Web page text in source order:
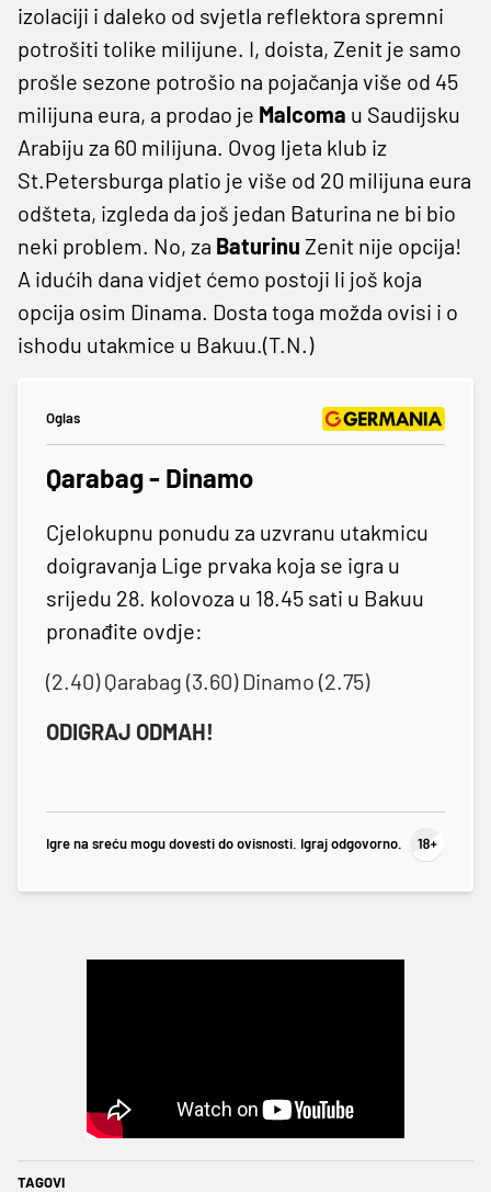
izolaciji i daleko od svjetla reflektora spremni
potrošiti tolike milijune. I, doista, Zenit je samo
prošle sezone potrošio na pojačanja više od 45
milijuna eura, a prodao je Malcoma u Saudijsku
Arabiju za 60 milijuna. Ovog ljeta klub iz
St.Petersburga platio je više od 20 milijuna eura
odšteta, izgleda da još jedan Baturina ne bi bio
neki problem. No, za Baturinu Zenit nije opcija!
A idućih dana vidjet ćemo postoji li još koja
opcija osim Dinama. Dosta toga možda ovisi i o
ishodu utakmice u Bakuu.(T.N.)
Oglas
Qarabag - Dinamo
Cjelokupnu ponudu za uzvranu utakmicu
doigravanja Lige prvaka koja se igra u
srijedu 28. kolovoza u 18.45 sati u Bakuu
pronađite ovdje:
(2.40) Qarabag (3.60) Dinamo (2.75)
ODIGRAJ ODMAH!
Igre na sreću mogu dovesti do ovisnosti. Igraj odgovorno.
TAGOVI